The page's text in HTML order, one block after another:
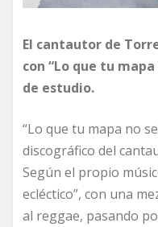
El cantautor de
con “Lo que tu
de estudio.
“Lo que tu mapa no
discográfico del
Según el propio
ecléctico”, con una
al reggae, pasando